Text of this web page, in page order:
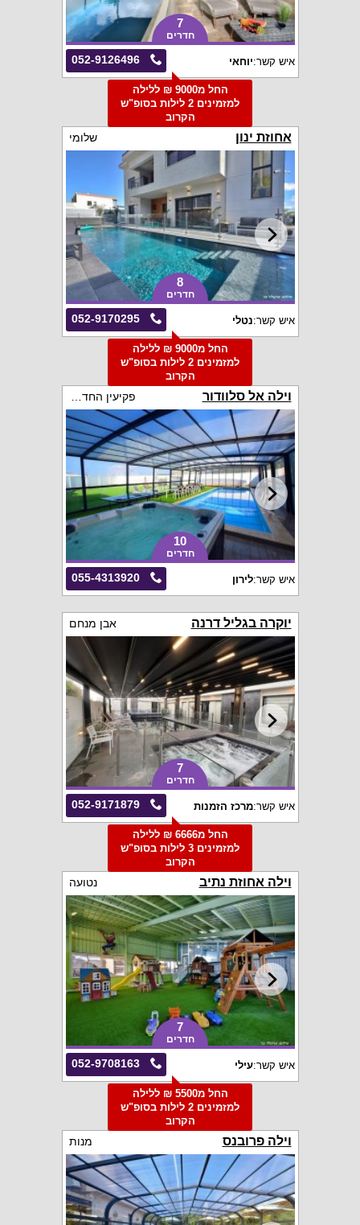
7
חדרים
052-9126496 איש קשר:יוחאי
החל מ9000 ₪ ללילה
למזמינים 2 לילות בסופ"ש
הקרוב
אחוזת ינון שלומי
8
חדרים
052-9170295 איש קשר:נטלי
החל מ9000 ₪ ללילה
למזמינים 2 לילות בסופ"ש
הקרוב
וילה אל סלוודור
10
חדרים
055-4313920 איש קשר:לירון
יוקרה בגליל דרנה אבן מנחם
7
חדרים
052-9171879 איש קשר:מרכז הזמנות
החל מ6666 ₪ ללילה
למזמינים 3 לילות בסופ"ש
הקרוב
וילה אחוזת נתיב נטועה
7
חדרים
052-9708163 איש קשר:עילי
החל מ5500 ₪ ללילה
למזמינים 2 לילות בסופ"ש
הקרוב
וילה פרובנס מנות